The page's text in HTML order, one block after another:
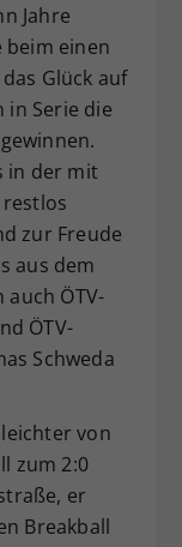
Jahre
beim einen
Glück auf
in Serie die
in der mit
zur Freude
aus dem
auch ÖTV-
ÖTV-
Schweda
leichter von
zum 2:0
er
Breakball